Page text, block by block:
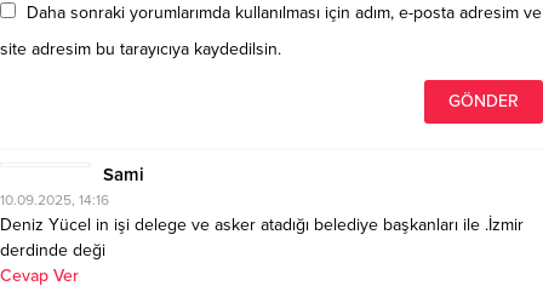
Daha sonraki yorumlarımda kullanılması için adım, e-posta adresim ve
site adresim bu tarayıcıya kaydedilsin.
Sami
10.09.2025, 14:16
Deniz Yücel in işi delege ve asker atadığı belediye başkanları ile .İzmir
derdinde deği
Cevap Ver